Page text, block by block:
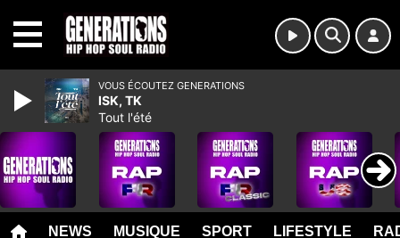
NEWS MUSIQUE SPORT LIFESTYLE
VOUS ÉCOUTEZ GENERATIONS
ISK, TK
Tout l'été